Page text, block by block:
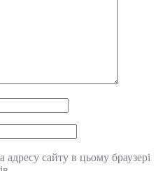
адресу сайту в цьому браузері